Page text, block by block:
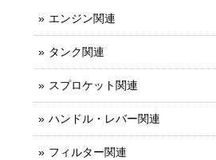
エンジン関連
タンク関連
スプロケット関連
ハンドル・レバー関連
フィルター関連